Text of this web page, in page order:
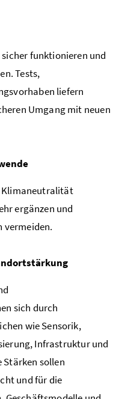
funktionieren und
Tests,
liefern
Umgang mit neuen
Klimaneutralität
ergänzen und
vermeiden.
sich durch
wie Sensorik,
Infrastruktur und
Stärken sollen
und für die